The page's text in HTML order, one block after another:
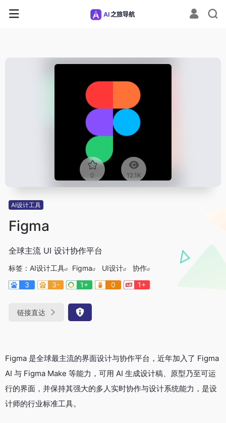
0 12.1K
AI设计工具
Figma
全球主流 UI 设计协作平台
标签： AI设计工具 Figma UI设计
协作
3
3- 1+ 0 1+
链接直达
Figma 是全球最主流的界面设计与协作平台，近年加入了 Figma
AI 与 Figma Make 等能力，可用 AI 生成设计稿、原型乃至可运
行的界面，并保持其强大的多人实时协作与设计系统能力，是设
计师的行业标准工具。